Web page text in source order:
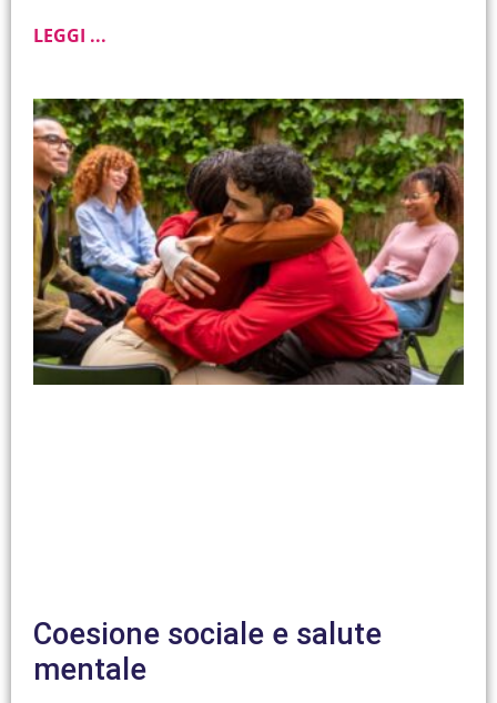
LEGGI ...
Coesione sociale e salute
mentale